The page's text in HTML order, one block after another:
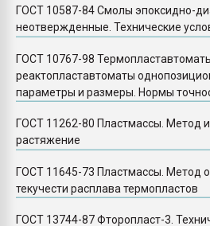
ГОСТ 10587-84 Смолы эпоксидно-
неотвержденные. Технические
ГОСТ 10767-98
реактопластавтоматы
параметры и размеры. Нормы
ГОСТ 11262-80 Пластмассы. Метод
растяжение
ГОСТ 11645-73 Пластмассы. Метод
текучести расплава термопластов
ГОСТ 13744-87 Фторопласт-3.